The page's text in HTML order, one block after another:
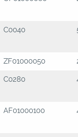
C0040
ZF01000050
C0280
AF01000100